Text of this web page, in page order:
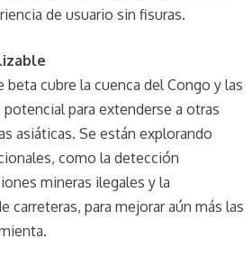
de usuario sin fisuras.
cubre la cuenca del Congo y las
para extenderse a otras
asiáticas. Se están explorando
como la detección
mineras ilegales y la
carreteras, para mejorar aún más las